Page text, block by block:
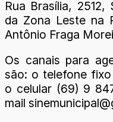
Rua Brasília,
da Zona Leste na
Antônio Fraga
Os canais para
são: o telefone fixo
o celular (69) 9
mail